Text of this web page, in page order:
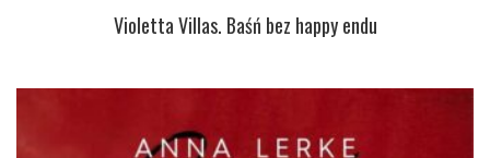
Violetta Villas. Baśń bez happy endu